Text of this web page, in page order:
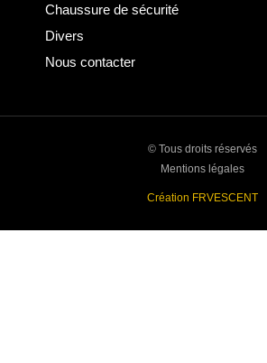
Chaussure de sécurité
Divers
Nous contacter
© Tous droits réservés
Mentions légales
Création FRVESCENT